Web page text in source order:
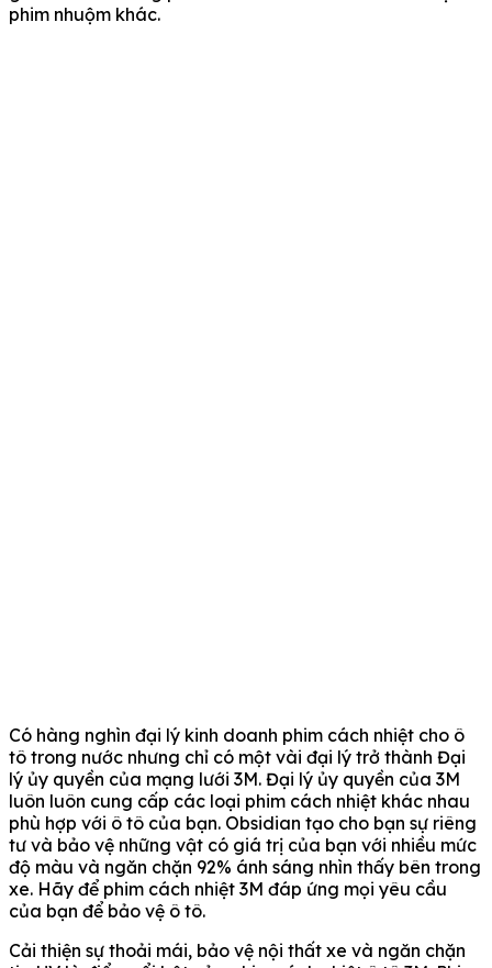
phim nhuộm khác.
Có hàng nghìn đại lý kinh doanh phim cách nhiệt cho ô
tô trong nước nhưng chỉ có một vài đại lý trở thành Đại
lý ủy quyền của mạng lưới 3M. Đại lý ủy quyền của 3M
luôn luôn cung cấp các loại phim cách nhiệt khác nhau
phù hợp với ô tô của bạn. Obsidian tạo cho bạn sự riêng
tư và bảo vệ những vật có giá trị của bạn với nhiều mức
độ màu và ngăn chặn 92% ánh sáng nhìn thấy bên trong
xe. Hãy để phim cách nhiệt 3M đáp ứng mọi yêu cầu
của bạn để bảo vệ ô tô.
Cải thiện sự thoải mái, bảo vệ nội thất xe và ngăn chặn